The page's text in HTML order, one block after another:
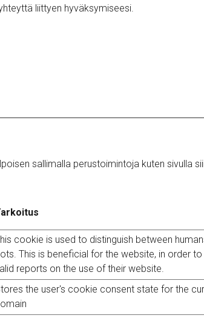
liittyen hyväksymiseesi.
sallimalla perustoimintoja kuten sivulla
cookie is used to distinguish between
This is beneficial for the website, in order
reports on the use of their website.
the user's cookie consent state for the